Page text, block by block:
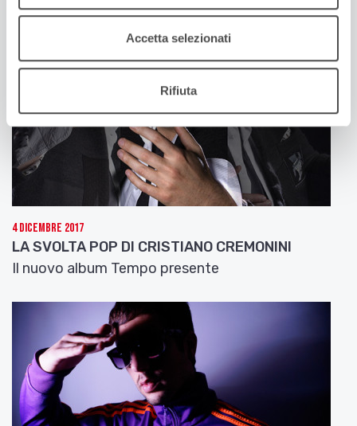
Accetta selezionati
Rifiuta
4 Dicembre 2017
LA SVOLTA POP DI CRISTIANO CREMONINI
Il nuovo album Tempo presente